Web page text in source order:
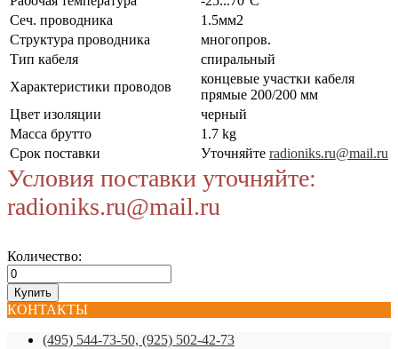
Сеч. проводника
1.5мм2
Структура проводника
многопров.
Тип кабеля
спиральный
Характеристики проводов
концевые участки кабеля
прямые 200/200 мм
Цвет изоляции
черный
Масса брутто
1.7 kg
Срок поставки
Уточняйте radioniks.ru@mail.ru
Условия поставки уточняйте:
radioniks.ru@mail.ru
Количество:
КОНТАКТЫ
(495) 544-73-50, (925) 502-42-73